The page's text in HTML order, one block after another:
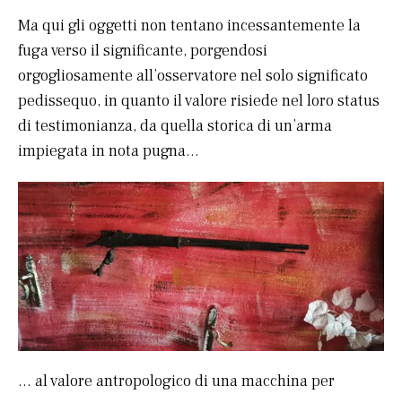
Ma qui gli oggetti non tentano incessantemente la
fuga verso il significante, porgendosi
orgogliosamente all’osservatore nel solo significato
pedissequo, in quanto il valore risiede nel loro status
di testimonianza, da quella storica di un’arma
impiegata in nota pugna…
… al valore antropologico di una macchina per